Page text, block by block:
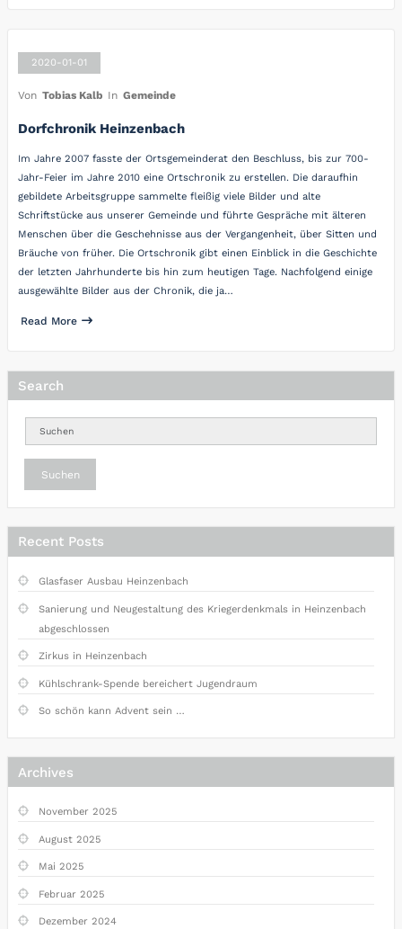
2020-01-01
Von Tobias Kalb In Gemeinde
Dorfchronik Heinzenbach
Im Jahre 2007 fasste der Ortsgemeinderat den Beschluss, bis zur 700-
Jahr-Feier im Jahre 2010 eine Ortschronik zu erstellen. Die daraufhin
gebildete Arbeitsgruppe sammelte fleißig viele Bilder und alte
Schriftstücke aus unserer Gemeinde und führte Gespräche mit älteren
Menschen über die Geschehnisse aus der Vergangenheit, über Sitten und
Bräuche von früher. Die Ortschronik gibt einen Einblick in die Geschichte
der letzten Jahrhunderte bis hin zum heutigen Tage. Nachfolgend einige
ausgewählte Bilder aus der Chronik, die ja…
Read More
Search
Suchen
Recent Posts
Glasfaser Ausbau Heinzenbach
Sanierung und Neugestaltung des Kriegerdenkmals in Heinzenbach
abgeschlossen
Zirkus in Heinzenbach
Kühlschrank-Spende bereichert Jugendraum
So schön kann Advent sein …
Archives
November 2025
August 2025
Mai 2025
Februar 2025
Dezember 2024